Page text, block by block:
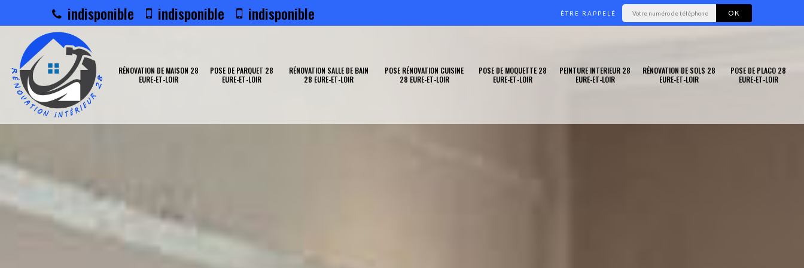
indisponible indisponible indisponible ÊTRE RAPPELÉ
RÉNOVATION DE MAISON 28
EURE-ET-LOIR
POSE DE PARQUET 28
EURE-ET-LOIR
RÉNOVATION SALLE DE BAIN
28 EURE-ET-LOIR
POSE RÉNOVATION CUISINE
28 EURE-ET-LOIR
POSE DE MOQUETTE 28
EURE-ET-LOIR
PEINTURE INTERIEUR 28
EURE-ET-LOIR
RÉNOVATION DE SOLS 28
EURE-ET-LOIR
POSE DE PLACO 28
EURE-ET-LOIR